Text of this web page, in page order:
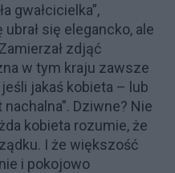
gwałcicielka”,
się elegancko, ale
zdjąć
w tym kraju zawsze
jakaś kobieta – lub
Dziwne? Nie
kobieta rozumie, że
I że większość
i pokojowo